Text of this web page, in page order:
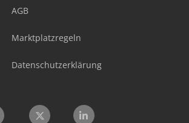
AGB
Marktplatzregeln
Datenschutzerklärung